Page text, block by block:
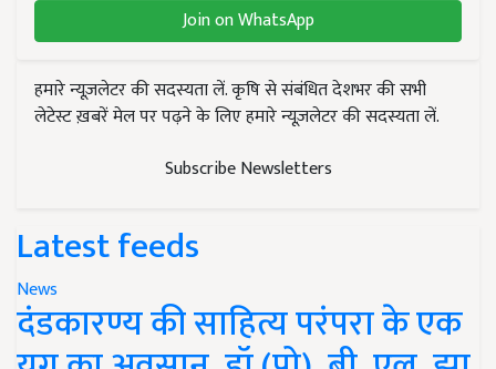
Join on WhatsApp
हमारे न्यूज़लेटर की सदस्यता लें. कृषि से संबंधित देशभर की सभी
लेटेस्ट ख़बरें मेल पर पढ़ने के लिए हमारे न्यूज़लेटर की सदस्यता लें.
Subscribe Newsletters
Latest feeds
News
दंडकारण्य की साहित्य परंपरा के एक